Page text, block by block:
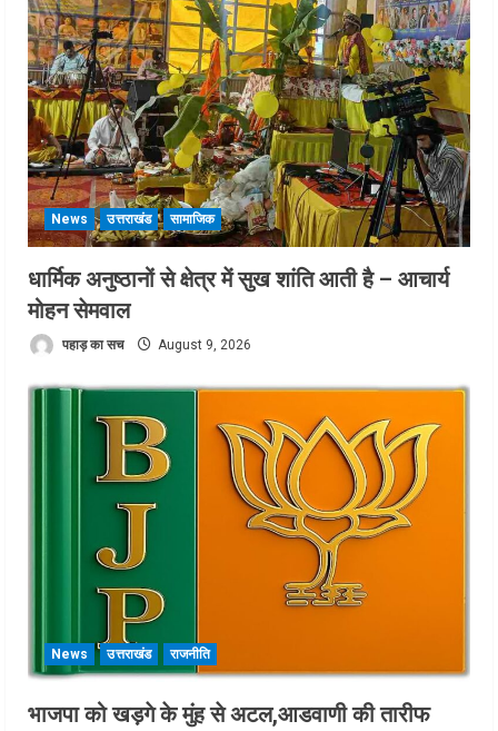
News उत्तराखंड सामाजिक
धार्मिक अनुष्ठानों से क्षेत्र में सुख शांति आती है – आचार्य
मोहन सेमवाल
पहाड़ का सच August 9, 2026
News उत्तराखंड राजनीति
भाजपा को खड़गे के मुंह से अटल,आडवाणी की तारीफ